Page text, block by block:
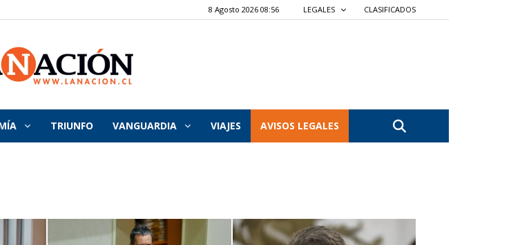
8 Agosto 2026 08:56 LEGALES CLASIFICADOS
La
Nación
TRIUNFO VANGUARDIA VIAJES AVISOS LEGALES